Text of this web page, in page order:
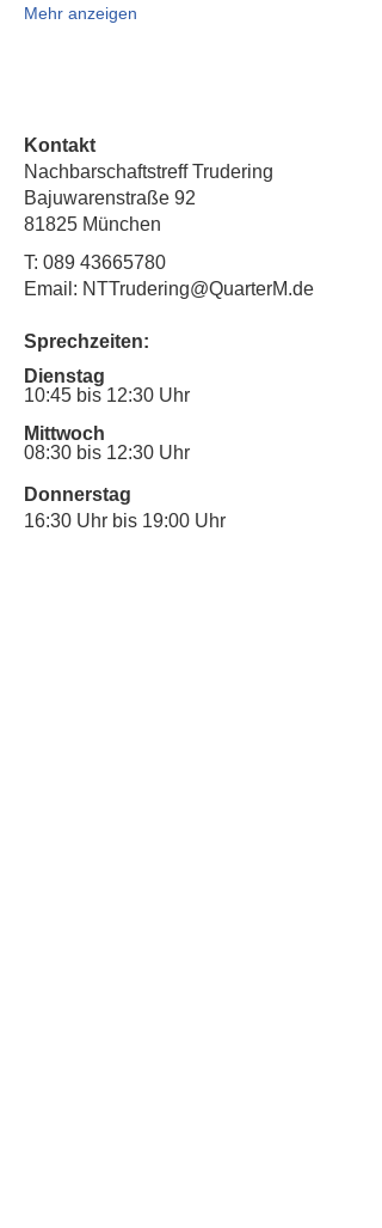
Mehr anzeigen
Kontakt
Nachbarschaftstreff Trudering
Bajuwarenstraße 92
81825 München
T: 089 43665780
Email: NTTrudering@QuarterM.de
Sprechzeiten:
Dienstag
10:45 bis 12:30 Uhr
Mittwoch
08:30 bis 12:30 Uhr
Donnerstag
16:30 Uhr bis 19:00 Uhr